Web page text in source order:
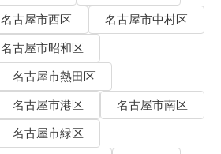
名古屋市西区
名古屋市中村区
名古屋市昭和区
名古屋市熱田区
名古屋市港区
名古屋市南区
名古屋市緑区